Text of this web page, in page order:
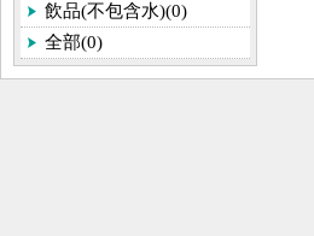
飲品(不包含水)(0)
全部(0)